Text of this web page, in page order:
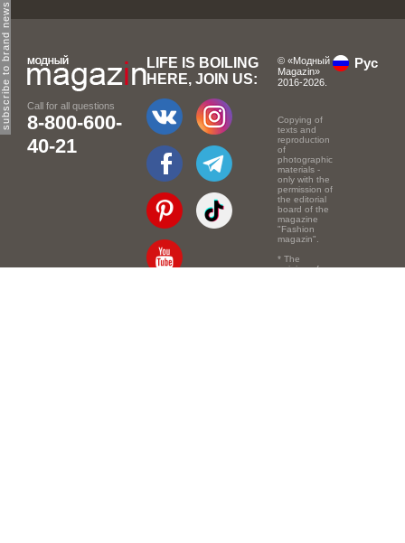
subscribe to brand news Call for all questions
8-800-600-
40-21
LIFE IS BOILING
HERE, JOIN US:
© «Модный
Magazin»
2016-2026.
Copying of
texts and
reproduction
of
photographic
materials -
only with the
permission of
the editorial
board of the
magazine
"Fashion
magazin".
* The
opinion of
Рус